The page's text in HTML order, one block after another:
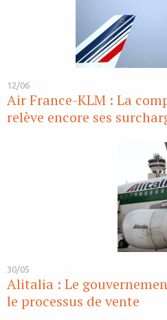
12/06
Air France-KLM : La
relève encore ses
30/05
Alitalia : Le
le processus de vente